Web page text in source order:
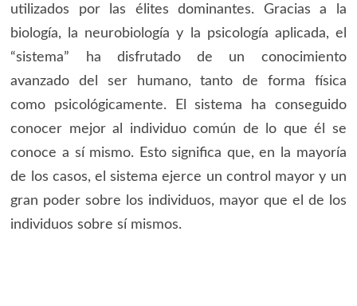
utilizados por las élites dominantes. Gracias a la
biología, la neurobiología y la psicología aplicada, el
“sistema” ha disfrutado de un conocimiento
avanzado del ser humano, tanto de forma física
como psicológicamente. El sistema ha conseguido
conocer mejor al individuo común de lo que él se
conoce a sí mismo. Esto significa que, en la mayoría
de los casos, el sistema ejerce un control mayor y un
gran poder sobre los individuos, mayor que el de los
individuos sobre sí mismos.